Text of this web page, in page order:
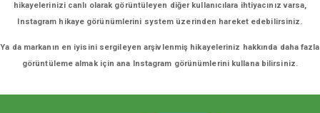
hikayelerinizi canlı olarak görüntüleyen diğer kullanıcılara ihtiyacınız varsa,
Instagram hikaye görünümlerini system üzerinden hareket edebilirsiniz.
Ya da markanın en iyisini sergileyen arşivlenmiş hikayeleriniz hakkında daha fazla
görüntüleme almak için ana Instagram görünümlerini kullana bilirsiniz.